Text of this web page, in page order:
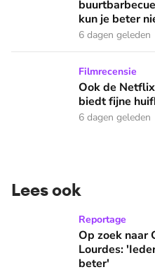
kun je beter
6 dagen geleden
Ook de Netflixversie van
Filmrecensie
Ook de
biedt fijne
6 dagen geleden
Lees ook
Op zoek naar God in
Reportage
Op zoek naar
Lourdes:
beter'